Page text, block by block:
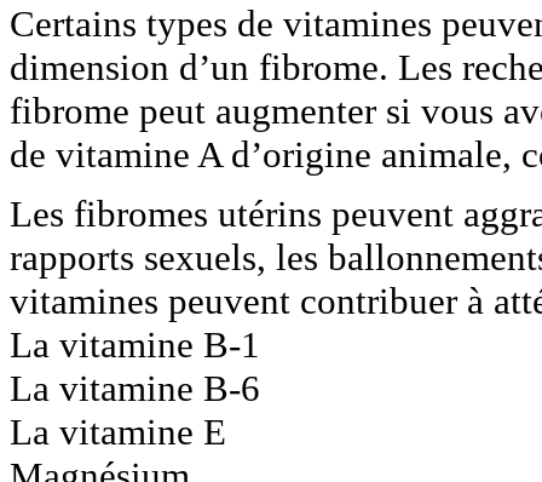
Certains types de vitamines
dimension d’un fibrome. Les
fibrome peut augmenter si vous
de vitamine A d’origine animale,
Les fibromes utérins peuvent
rapports sexuels, les
vitamines peuvent contribuer à
La vitamine B-1
La vitamine B-6
La vitamine E